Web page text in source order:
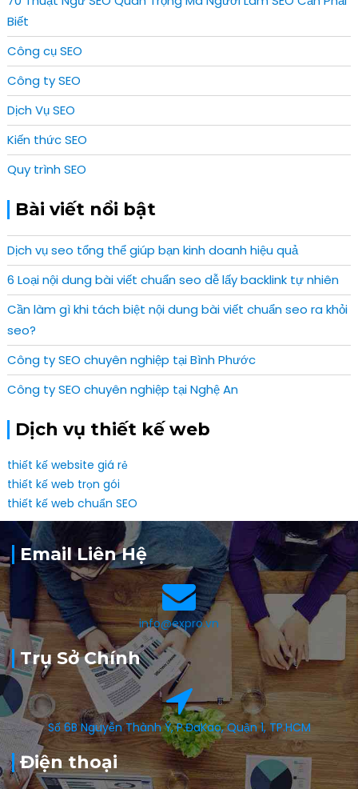
Biết
Công cụ SEO
Công ty SEO
Dịch Vụ SEO
Kiến thức SEO
Quy trình SEO
Bài viết nổi bật
Dịch vụ seo tổng thể giúp bạn kinh doanh hiệu quả
6 Loại nội dung bài viết chuẩn seo dễ lấy backlink tự nhiên
Cần làm gì khi tách biệt nội dung bài viết chuẩn seo ra khỏi
seo?
Công ty SEO chuyên nghiệp tại Bình Phước
Công ty SEO chuyên nghiệp tại Nghệ An
Dịch vụ thiết kế web
thiết kế website giá rẻ
thiết kế web trọn gói
thiết kế web chuẩn SEO
Email Liên Hệ
info@expro.vn
Trụ Sở Chính
Số 6B Nguyễn Thành Ý, P.ĐaKao, Quận 1, TP.HCM
Điện thoại